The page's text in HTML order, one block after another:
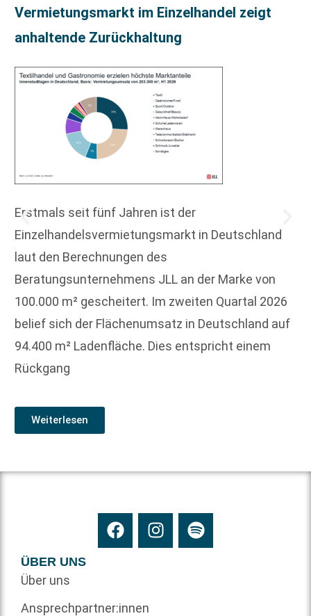
Vermietungsmarkt im Einzelhandel zeigt
anhaltende Zurückhaltung
Erstmals seit fünf Jahren ist der
Einzelhandelsvermietungsmarkt in Deutschland
laut den Berechnungen des
Beratungsunternehmens JLL an der Marke von
100.000 m² gescheitert. Im zweiten Quartal 2026
belief sich der Flächenumsatz in Deutschland auf
94.400 m² Ladenfläche. Dies entspricht einem
Rückgang
Weiterlesen
ÜBER UNS
Über uns
Ansprechpartner:innen